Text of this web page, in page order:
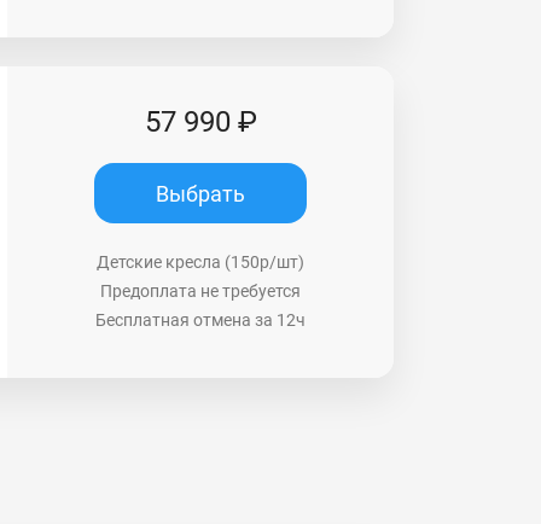
57 990 ₽
Выбрать
Детские кресла (150р/шт)
Предоплата не требуется
Бесплатная отмена за 12ч